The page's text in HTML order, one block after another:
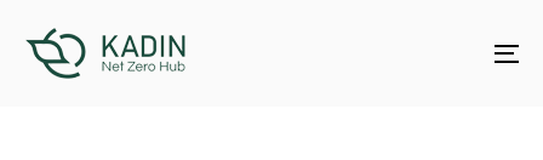
links
content